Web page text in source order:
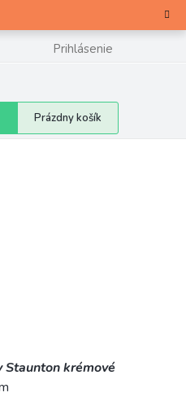
Prihlásenie
Nákupný
košík
Prázdny košík
Staunton krémové